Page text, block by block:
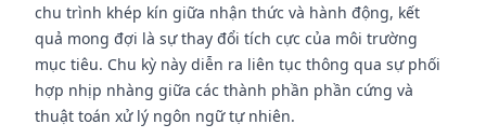
chu trình khép kín giữa nhận thức và hành động, kết
quả mong đợi là sự thay đổi tích cực của môi trường
mục tiêu. Chu kỳ này diễn ra liên tục thông qua sự phối
hợp nhịp nhàng giữa các thành phần phần cứng và
thuật toán xử lý ngôn ngữ tự nhiên.